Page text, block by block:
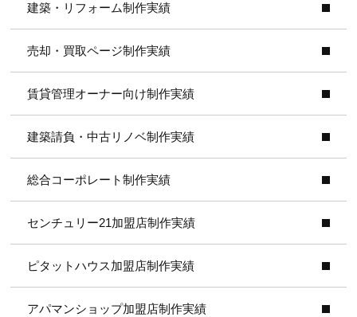
建築・リフォーム制作実績
売却・買取ページ制作実績
賃貸管理オーナー向け制作実績
建築請負・中古リノベ制作実績
総合コーポレート制作実績
センチュリー21加盟店制作実績
ピタットハウス加盟店制作実績
アパマンショップ加盟店制作実績